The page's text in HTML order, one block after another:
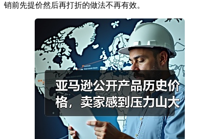
销前先提价然后再打折的做法不再有效。